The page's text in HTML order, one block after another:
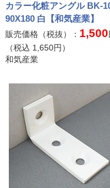
カラー化粧アングル BK-
90X180 白【和気産業】
販売価格（税抜）： 1,500
（税込 1,650円）
和気産業